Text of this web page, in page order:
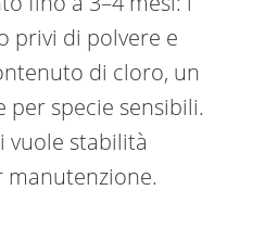
privi di polvere e
di cloro, un
specie sensibili.
vuole stabilità